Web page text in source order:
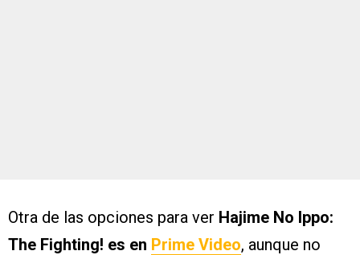
Otra de las opciones para ver Hajime No Ippo:
The Fighting! es en Prime Video, aunque no